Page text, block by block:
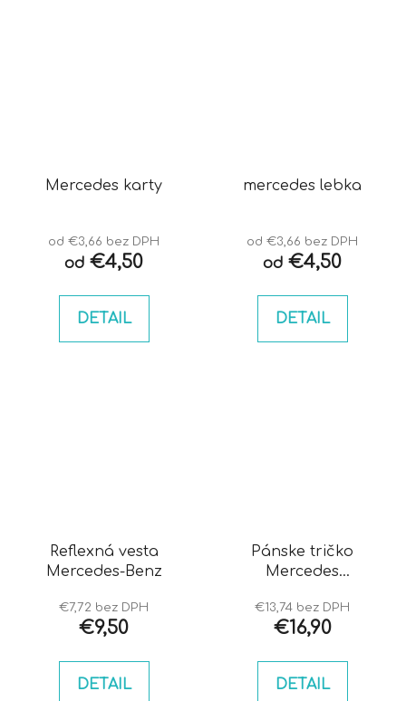
Mercedes karty
od €3,66 bez DPH
od €4,50
DETAIL
mercedes lebka
od €3,66 bez DPH
od €4,50
DETAIL
Reflexná vesta
Mercedes-Benz
€7,72 bez DPH
€9,50
DETAIL
Pánske tričko
Mercedes
€13,74 bez DPH
€16,90
DETAIL